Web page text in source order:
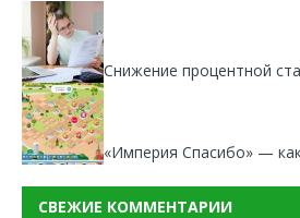
Снижение процентной
«Империя Спасибо» —
СВЕЖИЕ КОММЕНТАРИИ